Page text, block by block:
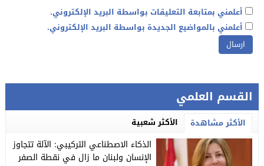
أعلمني بمتابعة التعليقات بواسطة البريد الإلكتروني.
أعلمني بالمواضيع الجديدة بواسطة البريد الإلكتروني.
القسم العلمي
الأكثر مشاهدة الأكثر شعبية
الذكاء الاصطناعي التركيبي: الآلة تتجاوز
الإنسان ولبنان ما زال في نقطة الصفر